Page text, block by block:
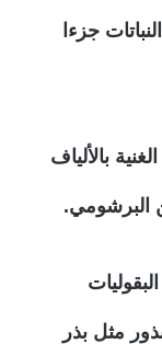
جزءا
بالألياف
البرشومي.
مثل بذر